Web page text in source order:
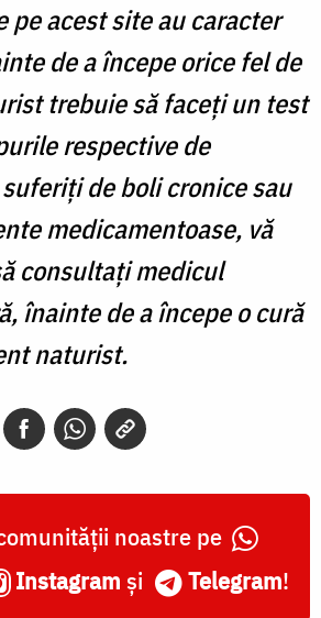
pe acest site au caracter
de a începe orice fel de
trebuie să faceți un test
respective de
de boli cronice sau
medicamentoase, vă
consultați medicul
înainte de a începe o cură
naturist.
noastre pe
Instagram și Telegram!